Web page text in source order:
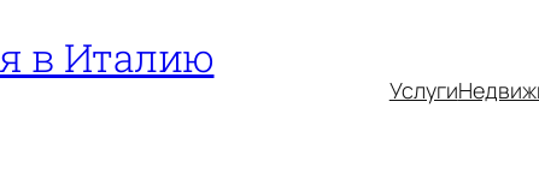
в Италию
Услуги